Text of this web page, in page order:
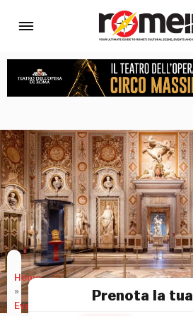
Home
»
Eventi
Prenota la tua